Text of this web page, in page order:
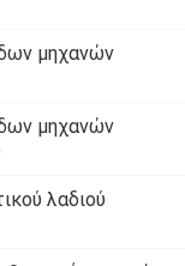
μηχανών
μηχανών
λαδιού